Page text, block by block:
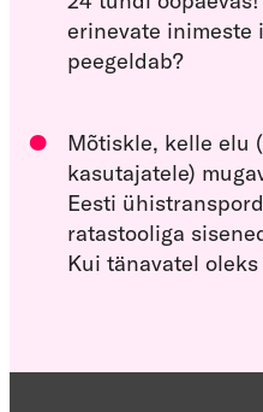
erinevate inimeste
peegeldab?
Mõtiskle, kelle elu
kasutajatele)
Eesti
ratastooliga
Kui tänavatel